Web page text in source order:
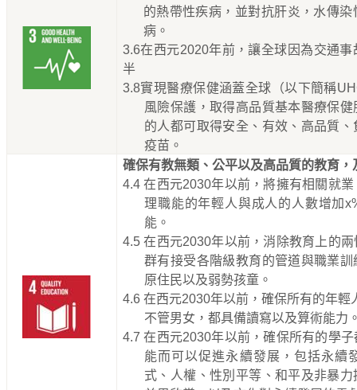
的熱帶性疾病，並對抗肝炎，水傳
病。
3.6在西元2020年前，讓全球因為交通
半
3.8實現醫療保健涵蓋全球（以下簡稱
風險保護，取得高品質基本醫療保
的人都可取得安全、有效、高品質
疫苗。
確保有教無類、公平以及高品質的教育，
4.4在西元2030年以前，將擁有相關就
理職能的年輕人與成人的人數增加
能。
4.5在西元2030年以前，消除教育上的
群有接受各階級教育的管道與職業
原住民以及弱勢孩童。
4.6在西元2030年以前，確保所有的年輕
不管男女，都具備讀寫以及算術能力
4.7在西元2030年以前，確保所有的學
能而可以促進永續發展，包括永續
式、人權、性別平等、和平及非暴